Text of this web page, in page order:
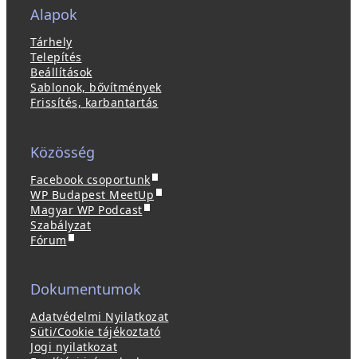
Alapok
Tárhely
Telepítés
Beállítások
Sablonok, bővítmények
Frissítés, karbantartás
Közösség
Facebook csoportunk(
ú
j
a
n
WP Budapest MeetUp (
b
a
Magyar WP Podcast(
k
b
Szabályzat
Fórum (
a
b
l
a
k
Dokumentumok
Adatvédelmi Nyilatkozat
Süti/Cookie tájékoztató
Jogi nyilatkozat